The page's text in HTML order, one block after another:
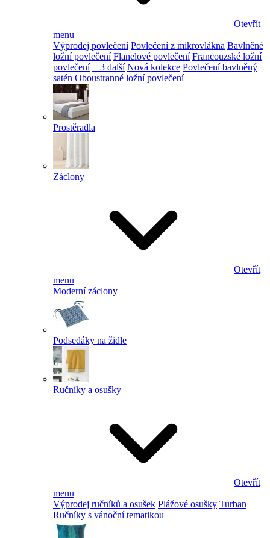
Otevřít
menu
Výprodej povlečení Povlečení z mikrovlákna Bavlněné
ložní povlečení Flanelové povlečení Francouzské ložní
povlečení + 3 další Nová kolekce Povlečení bavlněný
satén Oboustranné ložní povlečení
Prostěradla
Záclony
Otevřít
menu
Moderní záclony
Podsedáky na židle
Ručníky a osušky
Otevřít
menu
Výprodej ručníků a osušek Plážové osušky Turban
Ručníky s vánoční tematikou